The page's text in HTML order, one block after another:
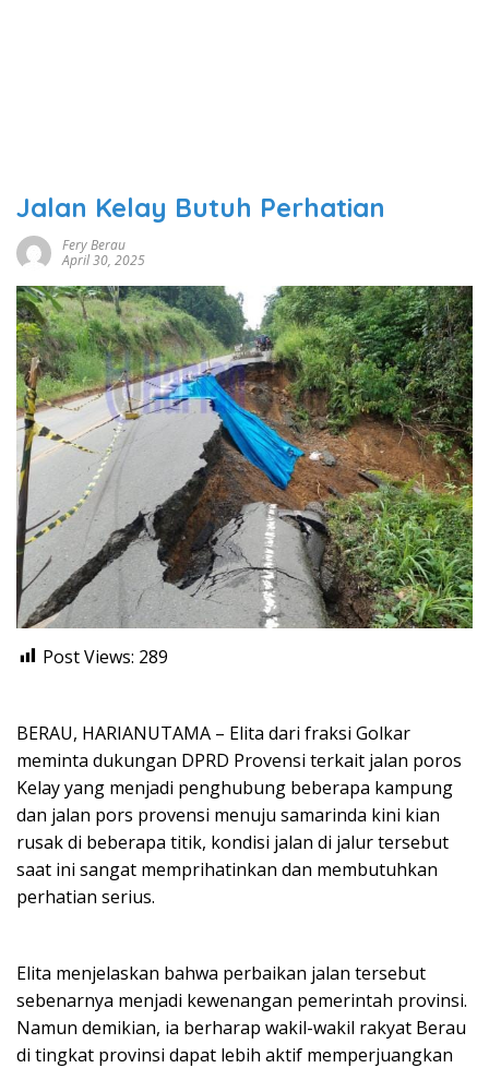
Jalan Kelay Butuh Perhatian
Fery Berau
April 30, 2025
Post Views: 289
BERAU, HARIANUTAMA – Elita dari fraksi Golkar
meminta dukungan DPRD Provensi terkait jalan poros
Kelay yang menjadi penghubung beberapa kampung
dan jalan pors provensi menuju samarinda kini kian
rusak di beberapa titik, kondisi jalan di jalur tersebut
saat ini sangat memprihatinkan dan membutuhkan
perhatian serius.
Elita menjelaskan bahwa perbaikan jalan tersebut
sebenarnya menjadi kewenangan pemerintah provinsi.
Namun demikian, ia berharap wakil-wakil rakyat Berau
di tingkat provinsi dapat lebih aktif memperjuangkan